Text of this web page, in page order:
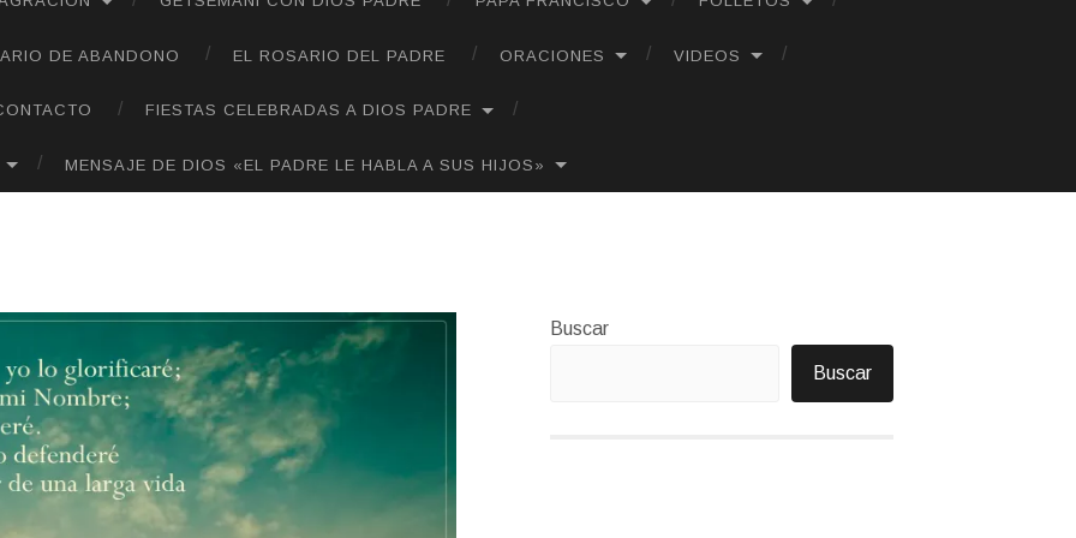
DE ABANDONO EL ROSARIO DEL PADRE ORACIONES VIDEOS
FIESTAS CELEBRADAS A DIOS PADRE
MENSAJE DE DIOS «EL PADRE LE HABLA A SUS HIJOS»
Buscar
Buscar